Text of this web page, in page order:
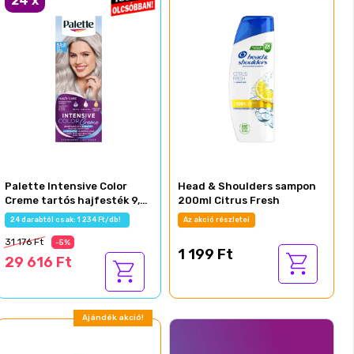
Palette Intensive Color
Creme tartós hajfesték 9,5-
21 ragyogó ezüstszőke
24 darabtól csak: 1 234 Ft/db!
31 176 Ft -5%
29 616 Ft
Head & Shoulders sampon
200ml Citrus Fresh
Az akció részletei
1 199 Ft
Ajándék akció!